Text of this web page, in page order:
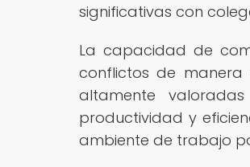
significativas con
La capacidad de
conflictos de
altamente
productividad y
ambiente de trabajo